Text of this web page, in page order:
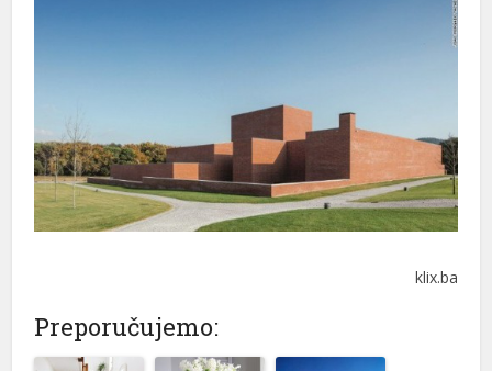
klix.ba
Preporučujemo: